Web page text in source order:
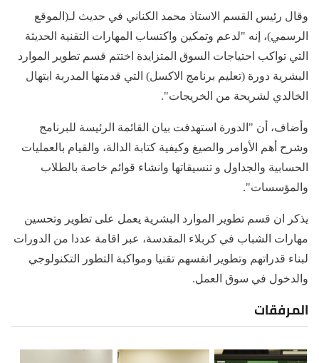
وقال رئيس القسم الاستاذ محمد الكناني في حديث لـ(الموقع
الرسمي)، إنه "لدعم وتمكين واكتساب المهارات التقنية الحديثة
التي تواكب احتياجات السوق المتزايدة اختتم قسم تطوير الموارد
البشرية دورة (تعليم برنامج الاكسل) التي قدمتها المدربة ابتهال
الخالدي لشريحة من الخريجات".
وأضاف، أن "الدورة استهدفت بيان القائمة الرئيسة للبرنامج
وشرح أهم الأوامر والصيغ وكيفية كتابة الدالة، والقيام بالعمليات
الحسابية والجداول و تنسيقاتها وانشاء قوائم خاصة بالطلاب
والمؤسسات".
يذكر ان قسم تطوير الموارد البشرية يعمل على تطوير وتحسين
مهارات الشباب في كربلاء المقدسة، عبر اقامة عددا من الدورات
لبناء قدراتهم وتطوير انفسهم تقنيا ومواكبة التطور التكنولوجي
والدخول في سوق العمل.
المرفقات